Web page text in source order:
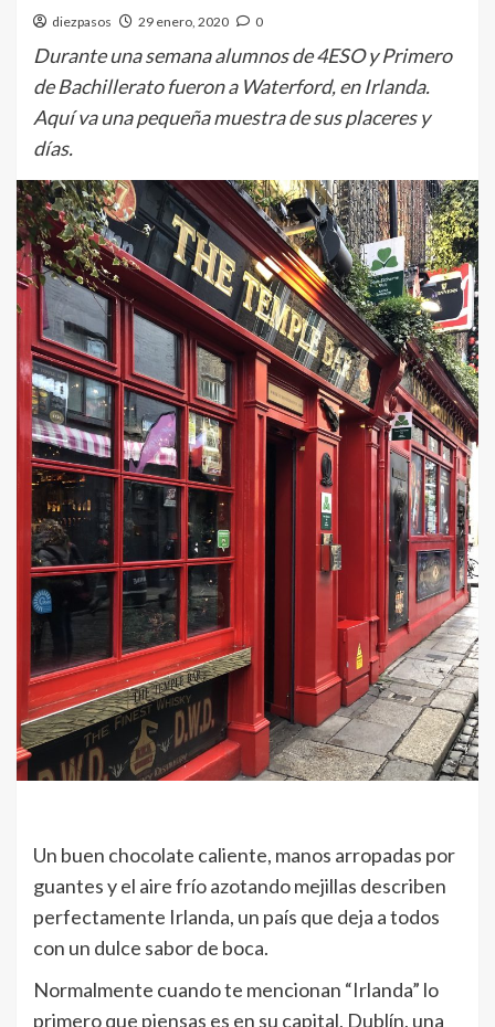
diezpasos 29 enero, 2020 0
Durante una semana alumnos de 4ESO y Primero
de Bachillerato fueron a Waterford, en Irlanda.
Aquí va una pequeña muestra de sus placeres y
días.
Un buen chocolate caliente, manos arropadas por
guantes y el aire frío azotando mejillas describen
perfectamente Irlanda, un país que deja a todos
con un dulce sabor de boca.
Normalmente cuando te mencionan “Irlanda” lo
primero que piensas es en su capital, Dublín, una